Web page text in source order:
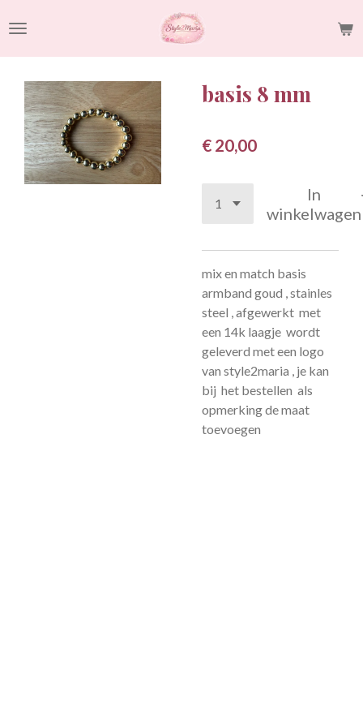
direct
naar
hoofdinhoud
basis 8 mm
€ 20,00
In
winkelwagen
mix en match basis
armband goud , stainles
steel , afgewerkt met
een 14k laagje wordt
geleverd met een logo
van style2maria , je kan
bij het bestellen als
opmerking de maat
toevoegen